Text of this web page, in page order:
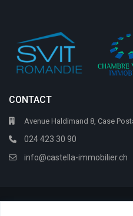
CONTACT
Avenue Haldimand 8, Case
024 423 30 90
info@castella-immobilier.ch